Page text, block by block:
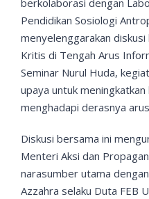
Ikatan Alumni
Nasional
berkolaborasi dengan
Pendidikan Sosiologi
menyelenggarakan
Kritis di Tengah Arus
Seminar Nurul Huda,
upaya untuk
menghadapi derasnya
Diskusi bersama ini
Menteri Aksi dan
narasumber utama
Azzahra selaku Duta FEB